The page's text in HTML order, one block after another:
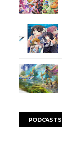
PODCASTS